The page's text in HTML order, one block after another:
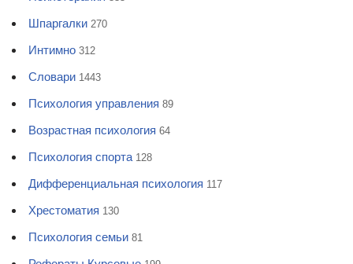
Шпаргалки 270
Интимно 312
Словари 1443
Психология управления 89
Возрастная психология 64
Психология спорта 128
Дифференциальная психология 117
Хрестоматия 130
Психология семьи 81